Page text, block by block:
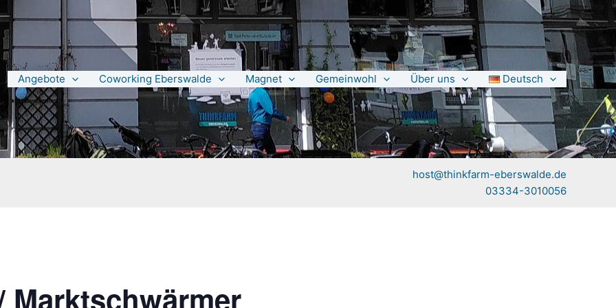
Angebote Coworking Eberswalde Magnet Gemeinwohl Über uns Deutsch
host@thinkfarm-eberswalde.de
03334-3010056
Marktschwärmer